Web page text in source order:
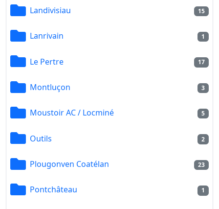
Landivisiau 15
Lanrivain 1
Le Pertre 17
Montluçon 3
Moustoir AC / Locminé 5
Outils 2
Plougonven Coatélan 23
Pontchâteau 1